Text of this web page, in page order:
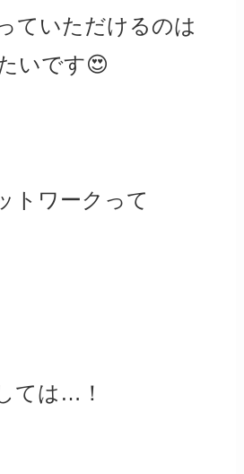
ていただけるのは
いです😍
トワークって
ては…！